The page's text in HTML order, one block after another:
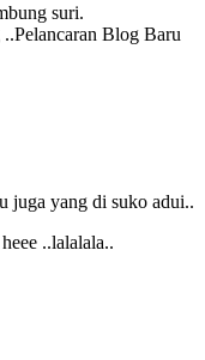
suri.
Blog Baru
juga yang di suko adui..
..lalalala..